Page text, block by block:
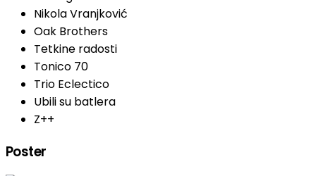
Nikola Vranjković
Oak Brothers
Tetkine radosti
Tonico 70
Trio Eclectico
Ubili su batlera
Z++
Poster